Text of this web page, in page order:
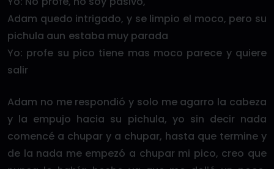
Adam quedo intrigado, y se limpio el moco, pero su
pichula aun estaba muy parada
Yo: profe su pico tiene mas moco parece y quiere
salir
Adam no me respondió y solo me agarro la cabeza
y la empujo hacia su pichula, yo sin decir nada
comencé a chupar y a chupar, hasta que termine y
de la nada me empezó a chupar mi pico, creo que